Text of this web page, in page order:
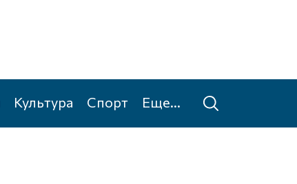
Культура Спорт Еще...